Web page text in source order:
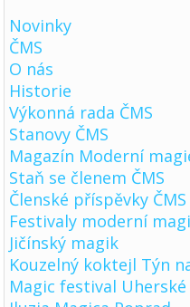
Novinky
ČMS
O nás
Historie
Výkonná rada ČMS
Stanovy ČMS
Magazín Moderní
Staň se členem ČMS
Členské příspěvky ČMS
Festivaly moderní
Jičínský magik
Kouzelný koktejl Týn
Magic festival